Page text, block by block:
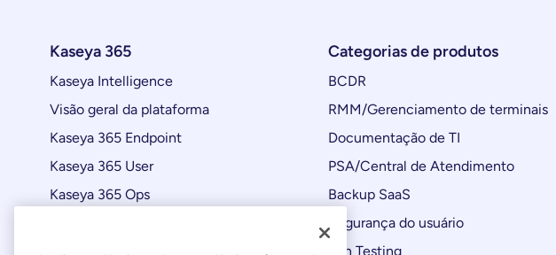
Kaseya 365
Kaseya Intelligence
Visão geral da plataforma
Kaseya 365 Endpoint
Kaseya 365 User
Kaseya 365 Ops
Atualizações de produtos
Categorias de produtos
BCDR
RMM/Gerenciamento de terminais
Documentação de TI
PSA/Central de Atendimento
Backup SaaS
Segurança do usuário
Pen Testing